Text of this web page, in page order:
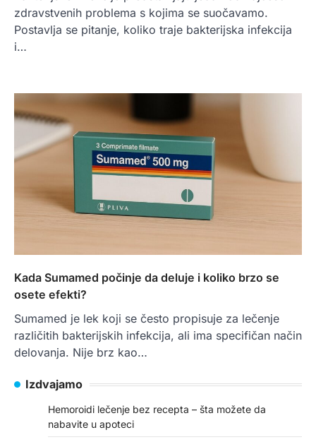
zdravstvenih problema s kojima se suočavamo.
Postavlja se pitanje, koliko traje bakterijska infekcija
i…
Kada Sumamed počinje da deluje i koliko brzo se
osete efekti?
Sumamed je lek koji se često propisuje za lečenje
različitih bakterijskih infekcija, ali ima specifičan način
delovanja. Nije brz kao…
Izdvajamo
Hemoroidi lečenje bez recepta – šta možete da
nabavite u apoteci